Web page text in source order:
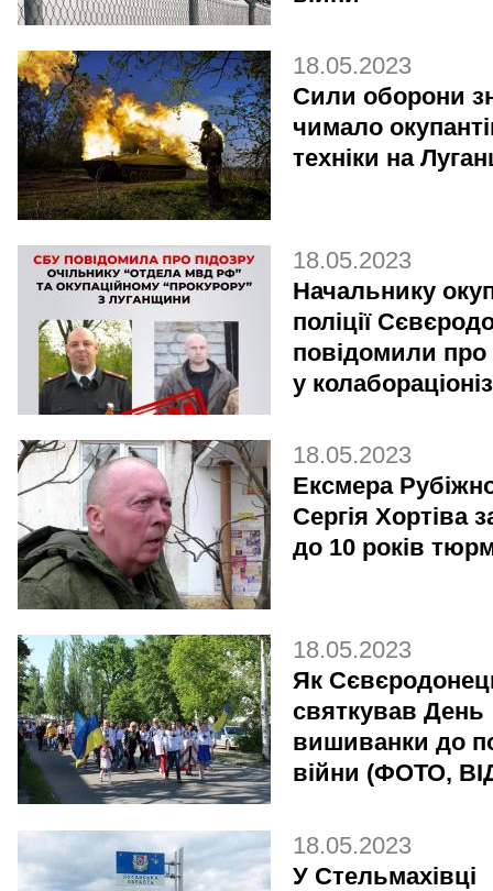
18.05.2023
Сили оборони
чимало
техніки на
18.05.2023
Начальнику
поліції
повідомили про
у
18.05.2023
Ексмера
Сергія Хортіва
до 10 років
18.05.2023
Як
святкував День
вишиванки до
війни (ФОТО,
18.05.2023
У Стельмахівці